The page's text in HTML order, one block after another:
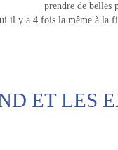
prendre de belles
il y a 4 fois la même à la
ET LES